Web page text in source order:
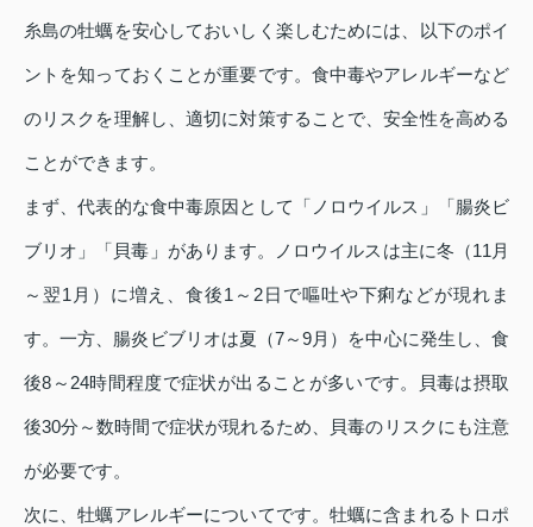
糸島の牡蠣を安心しておいしく楽しむためには、以下のポイ
ントを知っておくことが重要です。食中毒やアレルギーなど
のリスクを理解し、適切に対策することで、安全性を高める
ことができます。
まず、代表的な食中毒原因として「ノロウイルス」「腸炎ビ
ブリオ」「貝毒」があります。ノロウイルスは主に冬（11月
～翌1月）に増え、食後1～2日で嘔吐や下痢などが現れま
す。一方、腸炎ビブリオは夏（7～9月）を中心に発生し、食
後8～24時間程度で症状が出ることが多いです。貝毒は摂取
後30分～数時間で症状が現れるため、貝毒のリスクにも注意
が必要です。
次に、牡蠣アレルギーについてです。牡蠣に含まれるトロポ